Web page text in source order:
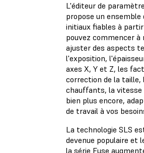
L'éditeur de
propose un
initiaux fiables à
pouvez commencer à
ajuster des aspects
l'exposition,
axes X, Y et Z, les
correction de la taille,
chauffants, la vitesse
bien plus encore,
de travail à vos
La technologie SLS
devenue populaire et
la série Fuse